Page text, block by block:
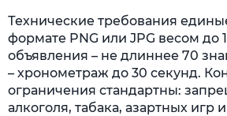
Технические требования
формате PNG или JPG весом до
объявления – не длиннее 70
– хронометраж до 30 секунд.
ограничения стандартны:
алкоголя, табака, азартных игр